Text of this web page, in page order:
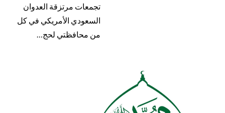
تجمعات مرتزقة العدوان
السعودي الأمريكي في كل
من محافظتي لحج…